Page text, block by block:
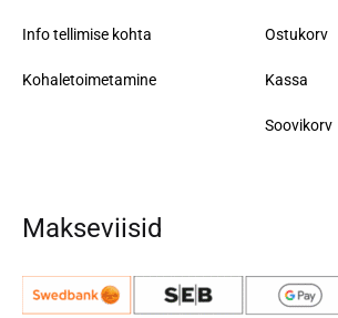
Info tellimise kohta
Kohaletoimetamine
Ostukorv
Kassa
Soovikorv
Makseviisid